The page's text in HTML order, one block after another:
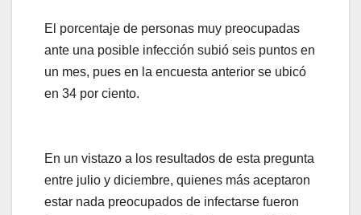
El porcentaje de personas muy preocupadas
ante una posible infección subió seis puntos en
un mes, pues en la encuesta anterior se ubicó
en 34 por ciento.
En un vistazo a los resultados de esta pregunta
entre julio y diciembre, quienes más aceptaron
estar nada preocupados de infectarse fueron